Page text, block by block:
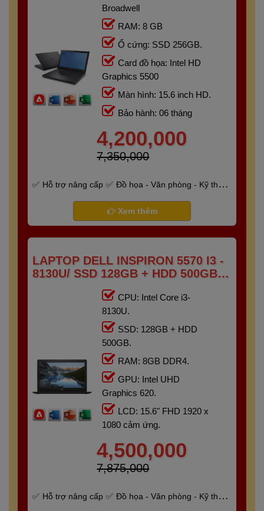
Broadwell
RAM: 8 GB
Ổ cứng: SSD 256GB.
Card đồ họa: Intel HD
Graphics 5500
Màn hình: 15.6 inch HD.
Bảo hành: 06 tháng
4,200,000
7,350,000
Hỗ trợ nâng cấp
Đồ họa - Văn phòng - Kỹ thuật
Xem thêm
LAPTOP DELL INSPIRON 5570 I3 -
8130U/ SSD 128GB + HDD 500GB/
RAM 8GB/ 15.6" FHD TOUCH
CPU: Intel Core i3-
8130U.
SSD: 128GB + HDD
500GB.
RAM: 8GB DDR4.
GPU: Intel UHD
Graphics 620.
LCD: 15.6" FHD 1920 x
1080 cảm ứng.
4,500,000
7,875,000
Hỗ trợ nâng cấp
Đồ họa - Văn phòng - Kỹ thuật